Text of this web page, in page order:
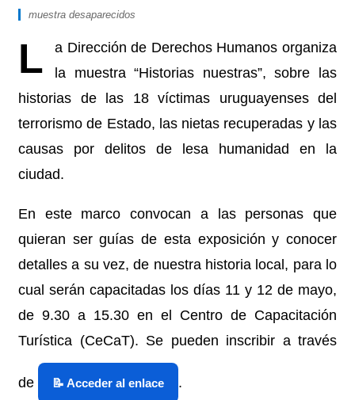
muestra desaparecidos
L
a Dirección de Derechos Humanos organiza
la muestra “Historias nuestras”, sobre las
historias de las 18 víctimas uruguayenses del
terrorismo de Estado, las nietas recuperadas y las
causas por delitos de lesa humanidad en la
ciudad.
En este marco convocan a las personas que
quieran ser guías de esta exposición y conocer
detalles a su vez, de nuestra historia local, para lo
cual serán capacitadas los días 11 y 12 de mayo,
de 9.30 a 15.30 en el Centro de Capacitación
Turística (CeCaT). Se pueden inscribir a través
de .